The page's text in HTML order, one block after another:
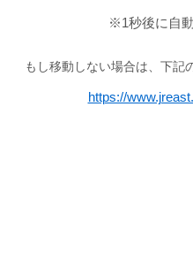
※1秒後に自
もし移動しない場合は、下記
https://